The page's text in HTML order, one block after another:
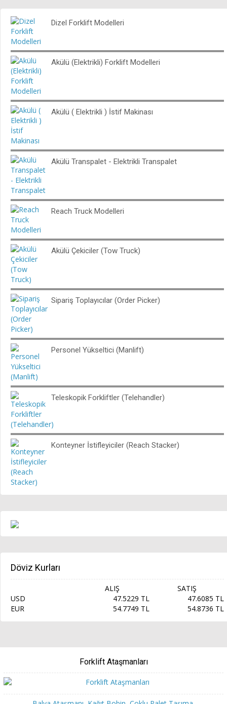
Dizel Forklift Modelleri
Akülü (Elektrikli) Forklift Modelleri
Akülü ( Elektrikli ) İstif Makinası
Akülü Transpalet - Elektrikli Transpalet
Reach Truck Modelleri
Akülü Çekiciler (Tow Truck)
Sipariş Toplayıcılar (Order Picker)
Personel Yükseltici (Manlift)
Teleskopik Forkliftler (Telehandler)
Konteyner İstifleyiciler (Reach Stacker)
Döviz Kurları
ALIŞ
SATIŞ
USD
47.5229 TL
47.6085 TL
EUR
54.7749 TL 54.8736 TL
Forklift Ataşmanları